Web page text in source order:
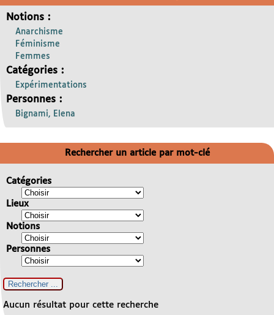
Notions :
Anarchisme
Féminisme
Femmes
Catégories :
Expérimentations
Personnes :
Bignami, Elena
Rechercher un article par mot-clé
Catégories
Lieux
Notions
Personnes
Aucun résultat pour cette recherche